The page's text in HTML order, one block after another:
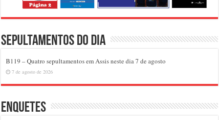
Sepultamentos do dia
B119 – Quatro sepultamentos em Assis neste dia 7 de agosto
7 de agosto de 2026
Enquetes